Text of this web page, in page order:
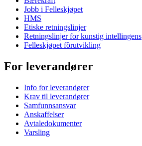
Jobb i Felleskjøpet
HMS
Etiske retningslinjer
Retningslinjer for kunstig intellingens
Felleskjøpet fôrutvikling
For leverandører
Info for leverandører
Krav til leverandører
Samfunnsansvar
Anskaffelser
Avtaledokumenter
Varsling